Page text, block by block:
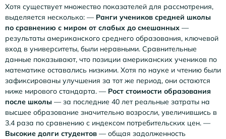
Хотя существует множество показателей для рассмотрения,
выделяется несколько: — Ранги учеников средней школы
по сравнению с миром от слабых до смешанных —
результаты американского среднего образования, ключевой
вход в университеты, были неравными. Сравнительные
данные показывают, что позиции американских учеников по
математике оставались низкими. Хотя по науке и чтению были
зафиксированы улучшения за тот же период, они остаются
ниже мирового стандарта. — Рост стоимости образования
после школы — за последние 40 лет реальные затраты на
высшее образование значительно возросли, увеличившись в
3.4 раза по сравнению с индексом потребительских цен. —
Высокие долги студентов — общая задолженность